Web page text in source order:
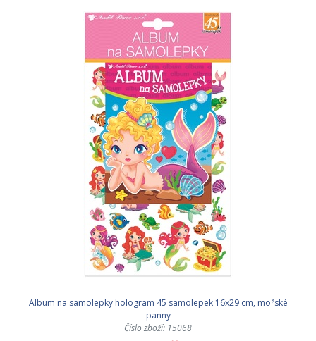
Album na samolepky hologram 45 samolepek 16x29 cm, mořské
panny
Číslo zboží: 15068